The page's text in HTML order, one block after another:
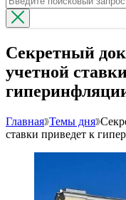
Секретный
учетной
Главная Темы дня
ставки приведет к